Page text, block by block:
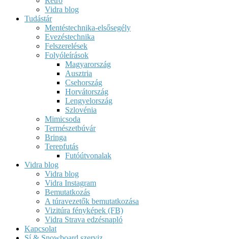
Vidra blog
Tudástár
Mentéstechnika-elsősegély
Evezéstechnika
Felszerelések
Folyóleírások
Magyarország
Ausztria
Csehország
Horvátország
Lengyelország
Szlovénia
Mimicsoda
Természetbúvár
Bringa
Terepfutás
Futóútvonalak
Vidra blog
Vidra blog
Vidra Instagram
Bemutatkozás
A túravezetők bemutatkozása
Vizitúra fényképek (FB)
Vidra Strava edzésnapló
Kapcsolat